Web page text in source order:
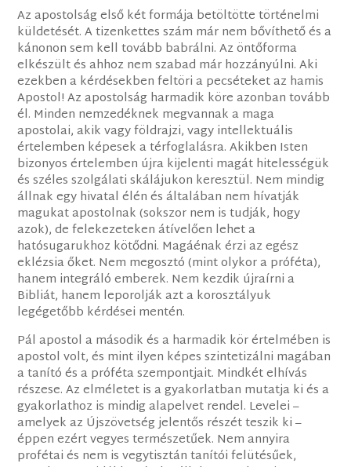
Az apostolság első két formája betöltötte történelmi
küldetését. A tizenkettes szám már nem bővíthető és a
kánonon sem kell tovább babrálni. Az öntőforma
elkészült és ahhoz nem szabad már hozzányúlni. Aki
ezekben a kérdésekben feltöri a pecséteket az hamis
Apostol! Az apostolság harmadik köre azonban tovább
él. Minden nemzedéknek megvannak a maga
apostolai, akik vagy földrajzi, vagy intellektuális
értelemben képesek a térfoglalásra. Akikben Isten
bizonyos értelemben újra kijelenti magát hitelességük
és széles szolgálati skálájukon keresztül. Nem mindig
állnak egy hivatal élén és általában nem hívatják
magukat apostolnak (sokszor nem is tudják, hogy
azok), de felekezeteken átívelően lehet a
hatósugarukhoz kötődni. Magáénak érzi az egész
eklézsia őket. Nem megosztó (mint olykor a próféta),
hanem integráló emberek. Nem kezdik újraírni a
Bibliát, hanem leporolják azt a korosztályuk
legégetőbb kérdései mentén.
Pál apostol a második és a harmadik kör értelmében is
apostol volt, és mint ilyen képes szintetizálni magában
a tanító és a próféta szempontjait. Mindkét elhívás
részese. Az elméletet is a gyakorlatban mutatja ki és a
gyakorlathoz is mindig alapelvet rendel. Levelei –
amelyek az Újszövetség jelentős részét teszik ki –
éppen ezért vegyes természetűek. Nem annyira
profétai és nem is vegytisztán tanítói felütésűek,